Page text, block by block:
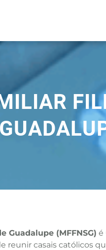
Guadalupe (MFFNSG) é
reunir casais católicos